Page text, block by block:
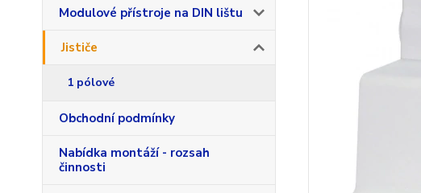
Modulové přístroje na DIN lištu
Jističe
1 pólové
Obchodní podmínky
Nabídka montáží - rozsah
činnosti